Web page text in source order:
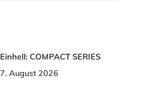
Einhell: COMPACT SERIES
7. August 2026